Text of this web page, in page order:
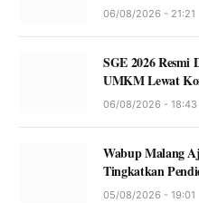
06/08/2026 - 21:21
SGE 2026 Resmi
UMKM Lewat
06/08/2026 - 18:43
Wabup Malang
Tingkatkan
05/08/2026 - 19:01